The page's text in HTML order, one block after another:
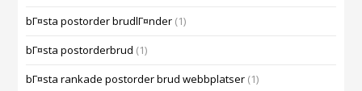
bГ¤sta postorder brudlГ¤nder (1)
bГ¤sta postorderbrud (1)
bГ¤sta rankade postorder brud webbplatser (1)